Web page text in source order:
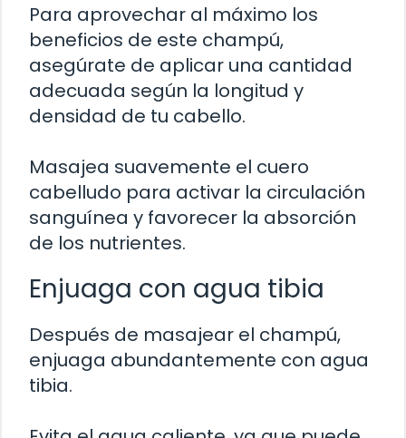
Para aprovechar al máximo los
beneficios de este champú,
asegúrate de aplicar una cantidad
adecuada según la longitud y
densidad de tu cabello.
Masajea suavemente el cuero
cabelludo para activar la circulación
sanguínea y favorecer la absorción
de los nutrientes.
Enjuaga con agua tibia
Después de masajear el champú,
enjuaga abundantemente con agua
tibia.